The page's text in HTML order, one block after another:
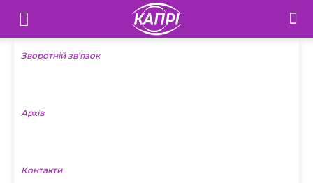
Телебачення
«Капрі»
Новини
Зворотній зв’язок
Архів
Контакти